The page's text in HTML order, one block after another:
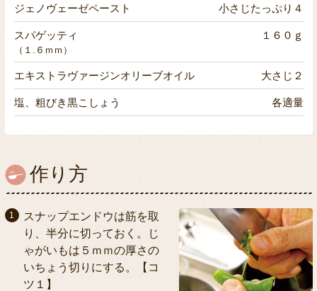
ジェノヴェーゼペースト 小さじたっぷり４
スパゲッティ １６０ｇ
（１.６ｍｍ）
エキストラヴァージンオリーブオイル 大さじ２
塩、粗びき黒こしょう 各適量
作り方
スナップエンドウは筋を取
り、半分に切っておく。じ
ゃがいもは５ｍｍの厚さの
いちょう切りにする。【コ
ツ１】